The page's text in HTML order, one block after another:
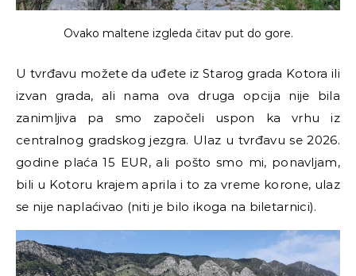
Ovako maltene izgleda čitav put do gore.
U tvrđavu možete da uđete iz Starog grada Kotora ili
izvan grada, ali nama ova druga opcija nije bila
zanimljiva pa smo započeli uspon ka vrhu iz
centralnog gradskog jezgra. Ulaz u tvrđavu se 2026.
godine plaća 15 EUR, ali pošto smo mi, ponavljam,
bili u Kotoru krajem aprila i to za vreme korone, ulaz
se nije naplaćivao (niti je bilo ikoga na biletarnici).